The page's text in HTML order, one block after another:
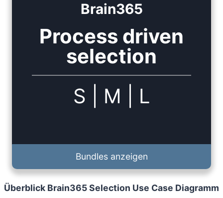
Brain365
Process driven
selection
S
M L
Bundles anzeigen
Überblick Brain365 Selection Use Case Diagramm